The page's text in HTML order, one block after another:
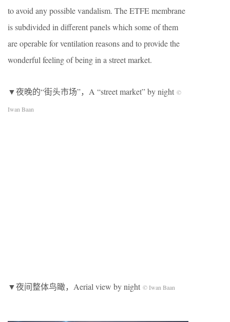
to avoid any possible vandalism. The ETFE membrane
is subdivided in different panels which some of them
are operable for ventilation reasons and to provide the
wonderful feeling of being in a street market.
▼夜晚的“街头市场”，A “street market” by night ©
Iwan Baan
▼夜间整体鸟瞰，Aerial view by night © Iwan Baan